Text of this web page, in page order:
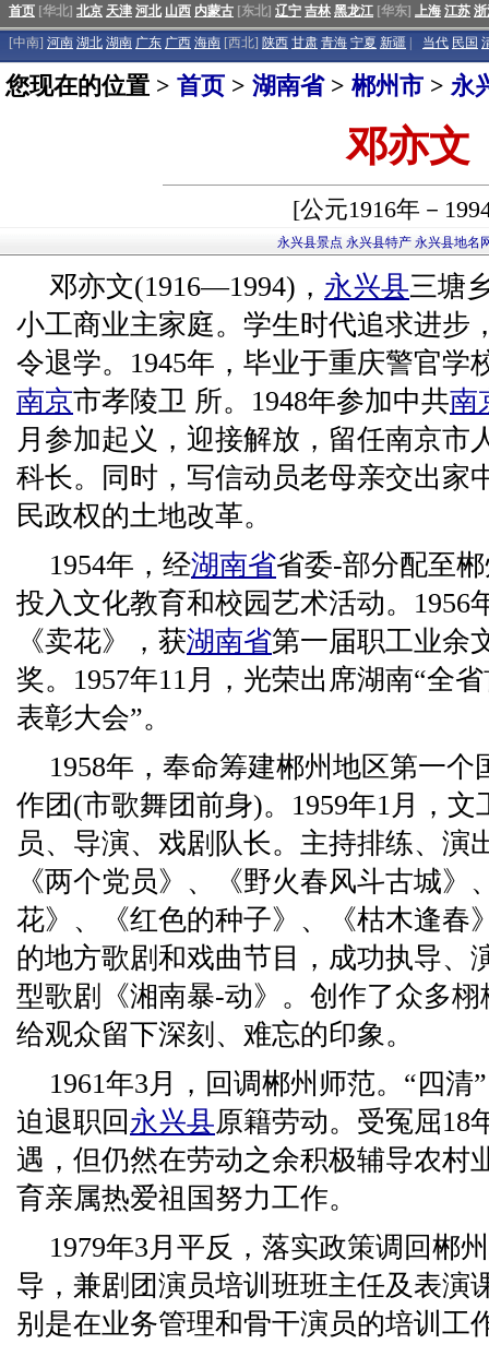
首页 [华北] 北京 天津 河北 山西 内蒙古 [东北] 辽宁 吉林 黑龙江 [华东] 上海 江苏
[中南] 河南 湖北 湖南 广东 广西 海南 [西北] 陕西 甘肃 青海 宁夏 新疆 当代 民国
您现在的位置 > 首页 > 湖南省> 郴州市 > 永
邓亦文
[公元1916年－
永兴县景点 永兴县特产 永兴县地名
邓亦文(1916—1994)， 永兴县三塘
小工商业主家庭。学生时代追求进步
令退学。1945年，毕业于重庆警官学
南京市孝陵卫 所。1948年参加中共南
月参加起义，迎接解放，留任南京市
科长。同时，写信动员老母亲交出家
民政权的土地改革。
1954年，经湖南省省委-部分配至
投入文化教育和校园艺术活动。1956
《卖花》，获湖南省第一届职工业余
奖。1957年11月，光荣出席湖南“全
表彰大会”。
1958年，奉命筹建郴州地区第一
作团(市歌舞团前身)。1959年1月，
员、导演、戏剧队长。主持排练、演
《两个党员》、《野火春风斗古城》
花》、《红色的种子》、《枯木逢春
的地方歌剧和戏曲节目，成功执导、
型歌剧《湘南暴-动》。创作了众多
给观众留下深刻、难忘的印象。
1961年3月，回调郴州师范。“四清
迫退职回永兴县原籍劳动。受冤屈18
遇，但仍然在劳动之余积极辅导农村
育亲属热爱祖国努力工作。
1979年3月平反，落实政策调回郴
导，兼剧团演员培训班班主任及表演
别是在业务管理和骨干演员的培训工